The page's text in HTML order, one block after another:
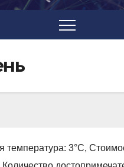
температура: 3°C,